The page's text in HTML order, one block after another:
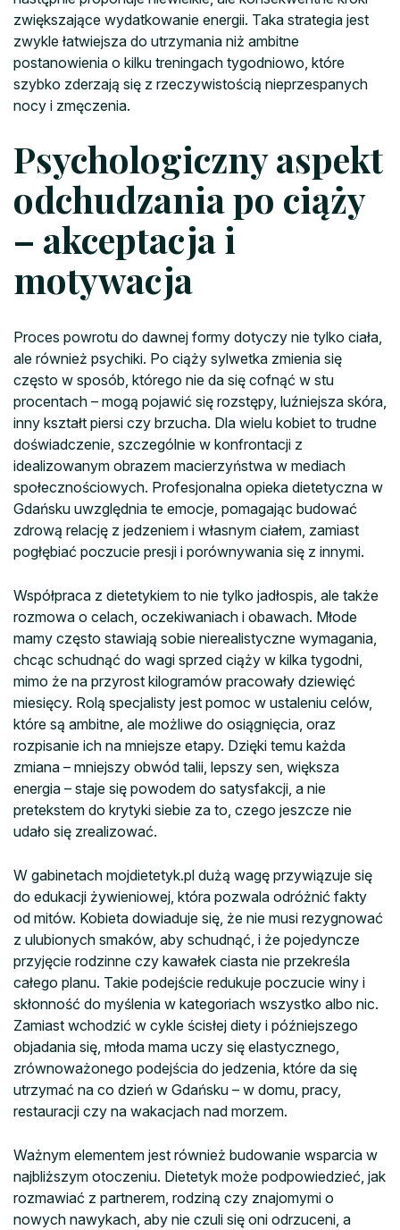
zwiększające wydatkowanie energii. Taka strategia jest
zwykle łatwiejsza do utrzymania niż ambitne
postanowienia o kilku treningach tygodniowo, które
szybko zderzają się z rzeczywistością nieprzespanych
nocy i zmęczenia.
Psychologiczny aspekt
odchudzania po ciąży
– akceptacja i
motywacja
Proces powrotu do dawnej formy dotyczy nie tylko ciała,
ale również psychiki. Po ciąży sylwetka zmienia się
często w sposób, którego nie da się cofnąć w stu
procentach – mogą pojawić się rozstępy, luźniejsza skóra,
inny kształt piersi czy brzucha. Dla wielu kobiet to trudne
doświadczenie, szczególnie w konfrontacji z
idealizowanym obrazem macierzyństwa w mediach
społecznościowych. Profesjonalna opieka dietetyczna w
Gdańsku uwzględnia te emocje, pomagając budować
zdrową relację z jedzeniem i własnym ciałem, zamiast
pogłębiać poczucie presji i porównywania się z innymi.
Współpraca z dietetykiem to nie tylko jadłospis, ale także
rozmowa o celach, oczekiwaniach i obawach. Młode
mamy często stawiają sobie nierealistyczne wymagania,
chcąc schudnąć do wagi sprzed ciąży w kilka tygodni,
mimo że na przyrost kilogramów pracowały dziewięć
miesięcy. Rolą specjalisty jest pomoc w ustaleniu celów,
które są ambitne, ale możliwe do osiągnięcia, oraz
rozpisanie ich na mniejsze etapy. Dzięki temu każda
zmiana – mniejszy obwód talii, lepszy sen, większa
energia – staje się powodem do satysfakcji, a nie
pretekstem do krytyki siebie za to, czego jeszcze nie
udało się zrealizować.
W gabinetach mojdietetyk.pl dużą wagę przywiązuje się
do edukacji żywieniowej, która pozwala odróżnić fakty
od mitów. Kobieta dowiaduje się, że nie musi rezygnować
z ulubionych smaków, aby schudnąć, i że pojedyncze
przyjęcie rodzinne czy kawałek ciasta nie przekreśla
całego planu. Takie podejście redukuje poczucie winy i
skłonność do myślenia w kategoriach wszystko albo nic.
Zamiast wchodzić w cykle ścisłej diety i późniejszego
objadania się, młoda mama uczy się elastycznego,
zrównoważonego podejścia do jedzenia, które da się
utrzymać na co dzień w Gdańsku – w domu, pracy,
restauracji czy na wakacjach nad morzem.
Ważnym elementem jest również budowanie wsparcia w
najbliższym otoczeniu. Dietetyk może podpowiedzieć, jak
rozmawiać z partnerem, rodziną czy znajomymi o
nowych nawykach, aby nie czuli się oni odrzuceni, a